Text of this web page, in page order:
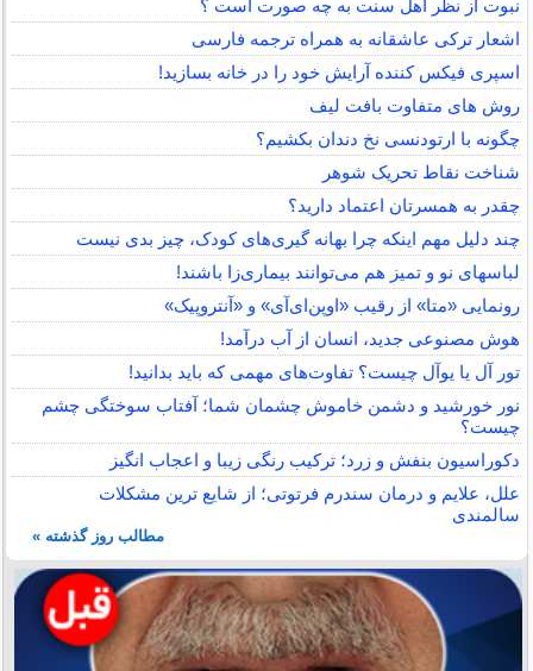
نبوت از نظر اهل سنت به چه صورت است ؟
اشعار ترکی عاشقانه به همراه ترجمه فارسی
اسپری فیکس کننده آرایش خود را در خانه بسازید!
روش های متفاوت بافت لیف
چگونه با ارتودنسی نخ دندان بکشیم؟
شناخت نقاط تحریک شوهر
چقدر به همسرتان اعتماد دارید؟
چند دلیل مهم اینکه چرا بهانه گیری‌های کودک، چیز بدی نیست
لباس‎های نو و تمیز هم می‌توانند بیماری‌زا باشند!
رونمایی «متا» از رقیب «اوپن‌ای‌آی» و «آنتروپیک»
هوش مصنوعی جدید، انسان از آب درآمد!
تور آل یا یوآل چیست؟ تفاوت‌های مهمی که باید بدانید!
نور خورشید و دشمن خاموش چشمان شما؛ آفتاب سوختگی چشم
چیست؟
دکوراسیون بنفش و زرد؛ ترکیب رنگی زیبا و اعجاب انگیز
علل، علایم و درمان سندرم فرتوتی؛ از شایع ترین مشکلات
سالمندی
مطالب روز گذشته »